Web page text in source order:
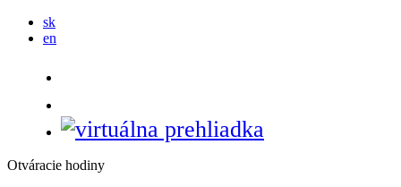
sk
en
Otváracie hodiny